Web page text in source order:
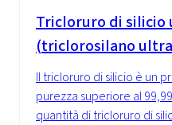
Tricloruro di
(triclorosilano
Il tricloruro di silicio è un
purezza superiore al
quantità di tricloruro di